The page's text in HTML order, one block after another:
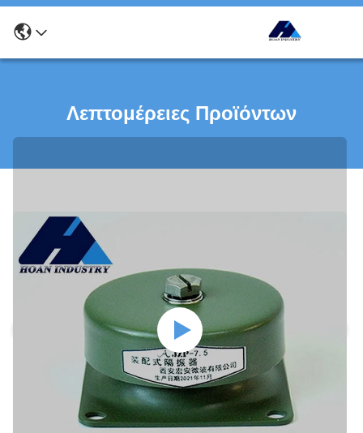
Λεπτομέρειες Προϊόντων